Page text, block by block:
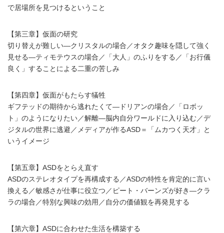
で居場所を見つけるということ
【第三章】仮面の研究
切り替えが難しい―クリスタルの場合／オタク趣味を隠して強く
見せる―ティモテウスの場合／「大人」のふりをする／「お行儀
良く」することによる二重の苦しみ
【第四章】仮面がもたらす犠牲
ギフテッドの期待から逃れたくて―ドリアンの場合／「ロボッ
ト」のようになりたい／解離―脳内自分ワールドに入り込む／デ
ジタルの世界に逃避／メディアが作るASD＝「ムカつく天才」と
いうイメージ
【第五章】ASDをとらえ直す
ASDのステレオタイプを再構成する／ASDの特性を肯定的に言い
換える／敏感さが仕事に役立つ／ピート・バーンズが好き―クラ
ラの場合／特別な興味の効用／自分の価値観を再発見する
【第六章】ASDに合わせた生活を構築する